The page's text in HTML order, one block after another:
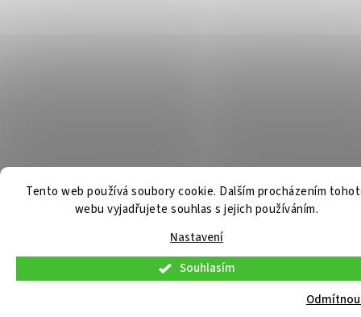
Tento web používá soubory cookie. Dalším procházením
webu vyjadřujete souhlas s jejich používáním.
Nastavení
Souhlasím